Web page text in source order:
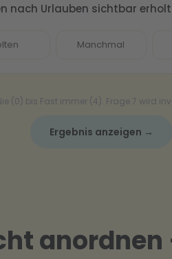
nach Urlauben sichtbar erholt
Manchmal
(0) bis Fast immer (4). Frage 7 wird
Ergebnis anzeigen →
anordnen